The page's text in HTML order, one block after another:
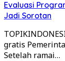
Evaluasi
Jadi Sorotan
gratis
Setelah ramai…